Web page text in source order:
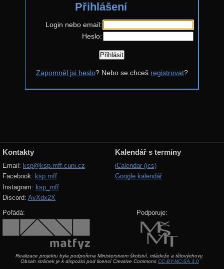
Přihlášení
Login nebo email:
Heslo:
Zapomněl jsi heslo? Nebo se chceš registrovat?
Aktuální ročník (38.)
Komentáře
Výsledky
Výsledky
Řešení
Výsledky
Zadání 2. série
Řešení
Zadání 1. série
Kontakty
Email: ksp@ksp.mff.cuni.cz
Facebook: ksp.mff
Instagram: ksp_mff
Discord: AvXdx2X
Kalendář s termíny
iCalendar (ics)
Google kalendář
Pořádá: Podporuje:
Realizace projektu byla podpořena Ministerstvem školství, mládeže a tělovýchovy.
Obsah stránek je k dispozici pod licencí Creative Commons CC-BY-NC-SA 3.0